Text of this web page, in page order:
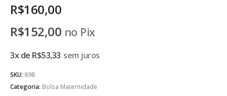
R$160,00
R$152,00 no Pix
3x de R$53,33 sem juros
SKU: 898
Categoria: Bolsa Maternidade